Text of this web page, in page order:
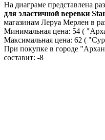
На диаграме представлена
для эластичной веревки
магазинам Леруа Мерлен в
Минимальная цена: 54 (
Максимальная цена: 62 (
При покупке в городе
составит: -8